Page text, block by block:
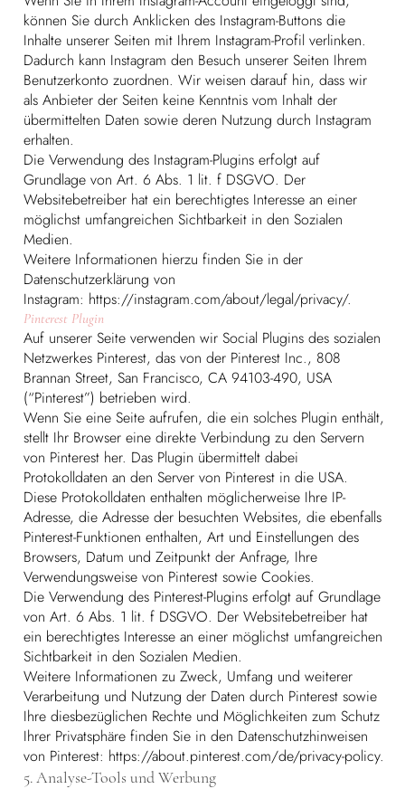
können Sie durch Anklicken des Instagram-Buttons die
Inhalte unserer Seiten mit Ihrem Instagram-Profil verlinken.
Dadurch kann Instagram den Besuch unserer Seiten Ihrem
Benutzerkonto zuordnen. Wir weisen darauf hin, dass wir
als Anbieter der Seiten keine Kenntnis vom Inhalt der
übermittelten Daten sowie deren Nutzung durch Instagram
erhalten.
Die Verwendung des Instagram-Plugins erfolgt auf
Grundlage von Art. 6 Abs. 1 lit. f DSGVO. Der
Websitebetreiber hat ein berechtigtes Interesse an einer
möglichst umfangreichen Sichtbarkeit in den Sozialen
Medien.
Weitere Informationen hierzu finden Sie in der
Datenschutzerklärung von
Instagram: https://instagram.com/about/legal/privacy/.
Pinterest Plugin
Auf unserer Seite verwenden wir Social Plugins des sozialen
Netzwerkes Pinterest, das von der Pinterest Inc., 808
Brannan Street, San Francisco, CA 94103-490, USA
(“Pinterest”) betrieben wird.
Wenn Sie eine Seite aufrufen, die ein solches Plugin enthält,
stellt Ihr Browser eine direkte Verbindung zu den Servern
von Pinterest her. Das Plugin übermittelt dabei
Protokolldaten an den Server von Pinterest in die USA.
Diese Protokolldaten enthalten möglicherweise Ihre IP-
Adresse, die Adresse der besuchten Websites, die ebenfalls
Pinterest-Funktionen enthalten, Art und Einstellungen des
Browsers, Datum und Zeitpunkt der Anfrage, Ihre
Verwendungsweise von Pinterest sowie Cookies.
Die Verwendung des Pinterest-Plugins erfolgt auf Grundlage
von Art. 6 Abs. 1 lit. f DSGVO. Der Websitebetreiber hat
ein berechtigtes Interesse an einer möglichst umfangreichen
Sichtbarkeit in den Sozialen Medien.
Weitere Informationen zu Zweck, Umfang und weiterer
Verarbeitung und Nutzung der Daten durch Pinterest sowie
Ihre diesbezüglichen Rechte und Möglichkeiten zum Schutz
Ihrer Privatsphäre finden Sie in den Datenschutzhinweisen
von Pinterest: https://about.pinterest.com/de/privacy-policy.
5. Analyse-Tools und Werbung